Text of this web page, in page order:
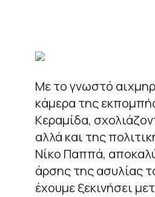
Με το γνωστό
κάμερα της
Κεραμίδα,
αλλά και της
Νίκο Παππά,
άρσης της ασυλίας
έχουμε ξεκινήσει